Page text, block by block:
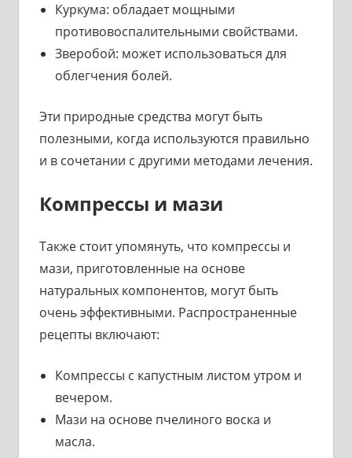
Куркума: обладает мощными
противовоспалительными свойствами.
Зверобой: может использоваться для
облегчения болей.
Эти природные средства могут быть
полезными, когда используются правильно
и в сочетании с другими методами лечения.
Компрессы и мази
Также стоит упомянуть, что компрессы и
мази, приготовленные на основе
натуральных компонентов, могут быть
очень эффективными. Распространенные
рецепты включают:
Компрессы с капустным листом утром и
вечером.
Мази на основе пчелиного воска и
масла.